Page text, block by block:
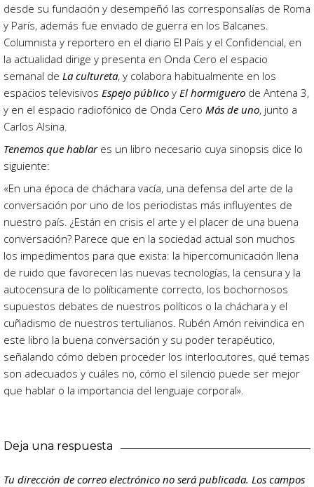
desde su fundación y desempeñó las corresponsalías de Roma
y París, además fue enviado de guerra en los Balcanes.
Columnista y reportero en el diario El País y el Confidencial, en
la actualidad dirige y presenta en Onda Cero el espacio
semanal de La cultureta, y colabora habitualmente en los
espacios televisivos Espejo público y El hormiguero de Antena 3,
y en el espacio radiofónico de Onda Cero Más de uno, junto a
Carlos Alsina.
Tenemos que hablares un libro necesario cuya sinopsis dice lo
siguiente:
«En una época de cháchara vacía, una defensa del arte de la
conversación por uno de los periodistas más influyentes de
nuestro país. ¿Están en crisis el arte y el placer de una buena
conversación? Parece que en la sociedad actual son muchos
los impedimentos para que exista: la hipercomunicación llena
de ruido que favorecen las nuevas tecnologías, la censura y la
autocensura de lo políticamente correcto, los bochornosos
supuestos debates de nuestros políticos o la cháchara y el
cuñadismo de nuestros tertulianos. Rubén Amón reivindica en
este libro la buena conversación y su poder terapéutico,
señalando cómo deben proceder los interlocutores, qué temas
son adecuados y cuáles no, cómo el silencio puede ser mejor
que hablar o la importancia del lenguaje corporal».
Deja una respuesta
Tu dirección de correo electrónico no será publicada. Los campos